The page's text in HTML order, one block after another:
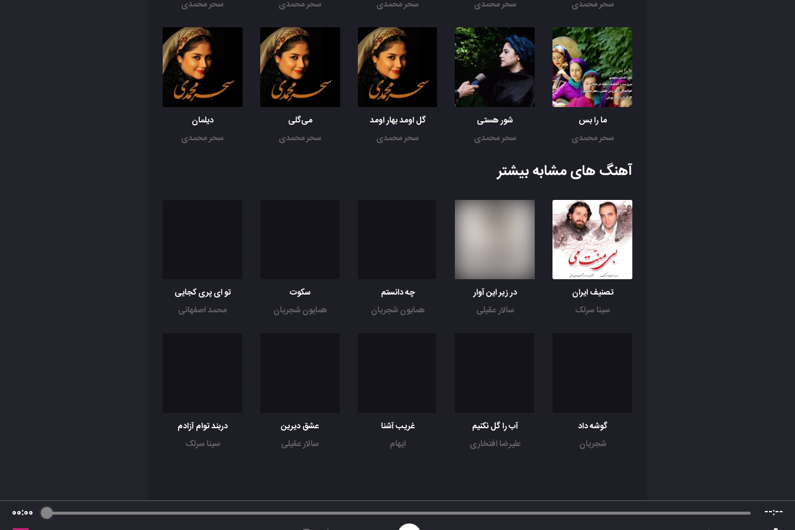
سحر محمدی
سحر محمدی
سحر محمدی
سحر محمدی
سحر محمدی
ما را بس
سحر محمدی
شور هستی
سحر محمدی
گل اومد بهار اومد
سحر محمدی
می‌گلی
سحر محمدی
دیلمان
سحر محمدی
آهنگ های مشابه بیشتر
تصنیف ایران
سینا سرلک
در زیر این آوار
سالار عقیلی
چه دانستم
همایون شجریان
سکوت
همایون شجریان
تو ای پری کجایی
محمد اصفهانی
گوشه داد
شجریان
آب را گل نکنیم
علیرضا افتخاری
غریب آشنا
ایهام
عشق دیرین
سالار عقیلی
دربند توام آزادم
سینا سرلک
00:00 --:--